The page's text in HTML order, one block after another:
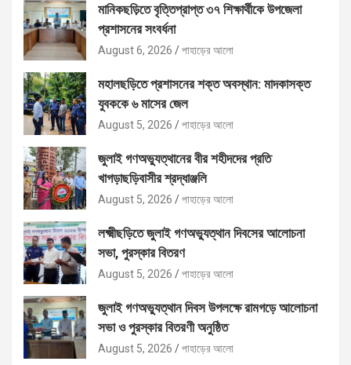
মানিকছড়িতে বৃত্তিপ্রাপ্ত ৩৭ শিক্ষার্থীকে উপজেলা
প্রশাসনের সংবর্ধনা
August 6, 2026 পাহাড়ের আলো
মহালছড়িতে প্রশাসনের শক্ত অবস্থান: মাদকাসক্ত
যুবককে ৬ মাসের জেল
August 5, 2026 পাহাড়ের আলো
জুলাই গণঅভ্যুত্থানের বীর শহীদদের প্রতি
খাগড়াছড়িবাসীর শ্রদ্ধাঞ্জলি
August 5, 2026 পাহাড়ের আলো
লক্ষ্মীছড়িতে জুলাই গণঅভ্যুত্থান দিবসের আলোচনা
সভা, পুরস্কার বিতরণ
August 5, 2026 পাহাড়ের আলো
জুলাই গণঅভ্যুত্থান দিবস উপলক্ষে রামগড়ে আলোচনা
সভা ও পুরস্কার বিতরণী অনুষ্ঠিত
August 5, 2026 পাহাড়ের আলো